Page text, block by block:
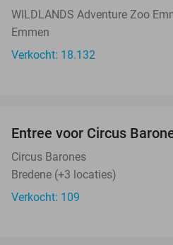
WILDLANDS Adventure Zoo
Emmen
Verkocht: 18.132
Entree voor Circus
Circus Barones
Bredene (+3 locaties)
Verkocht: 109